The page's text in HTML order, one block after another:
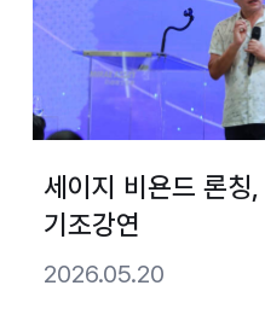
세이지 비욘드 론
기조강연
2026.05.20